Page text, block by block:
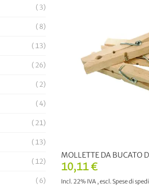
10,11 €
Incl. 22% IVA ,escl.Spese di
MOLLETTE DA BUCATO
3
8
13
26
2
4
21
13
12
6